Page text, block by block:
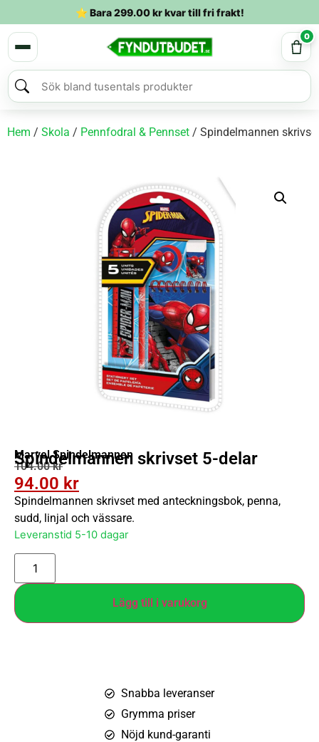
⭐ Bara299.00krkvar till fri frakt!
0
Hem / Skola / Pennfodral & Pennset / Spindelmannen
Marvel Spindelmannen
Spindelmannen skrivset 5-delar
104.00kr
94.00 kr
Spindelmannen skrivset med anteckningsbok, penna,
sudd, linjal och vässare.
Leveranstid 5-10 dagar
Lägg till i varukorg
Snabba leveranser
Grymma priser
Nöjd kund-garanti